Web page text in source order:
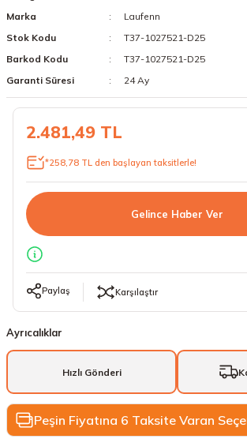
19 Lastikler
20 Lastikler
23 Lastikler
Marka
Laufenn
Stok Kodu
T37-1027521-D25
Barkod Kodu
T37-1027521-D25
Garanti Süresi
24 Ay
2.481,49 TL
*258,78 TL den başlayan taksitlerle!
Gelince Haber Ver
Paylaş Karşılaştır
Ayrıcalıklar
Hızlı Gönderi
Peşin Fiyatına 6 Taksite Varan